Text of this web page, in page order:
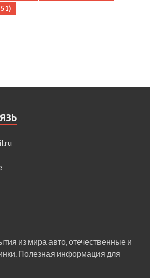
из мира авто, отечественные и
Полезная информация для